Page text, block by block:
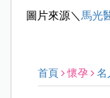
圖片來源＼ 馬光
首頁 懷孕 名